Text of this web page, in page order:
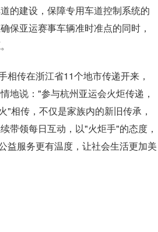
的建设，保障专用车道控制系统的
保亚运赛事车辆准时准点的同时，
传在浙江省11个地市传递开来，
地说："参与杭州亚运会火炬传递，
相传，不仅是家族内的新旧传承，
带领每日互动，以"火炬手"的态度，
益服务更有温度，让社会生活更加美